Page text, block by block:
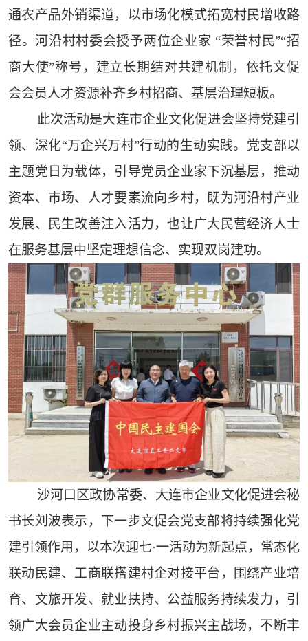
通农产品外销渠道，以市场化模式拓宽村民增收路
径。河沿村村委会授予两位企业家 “荣誉村民”“招
商大使”称号，建立长期结对共建机制，依托文促
会会员人才资源补齐乡村招商、基层治理短板。
此次活动是大连市企业文化促进会坚持党建引
领、深化“万企兴万村”行动的生动实践。党支部以
主题党日为载体，引导党员企业家下沉基层，推动
资本、市场、人才要素流向乡村，既为河沿村产业
发展、民生改善注入活力，也让广大民营经济人士
在服务基层中坚定理想信念、实现双岗建功。
沙河口区政协常委、大连市企业文化促进会秘
书长刘波表示，下一步文促会党支部将持续强化党
建引领作用，以本次迎七·一活动为新起点，常态化
联动民建、工商联搭建村企对接平台，围绕产业培
育、文旅开发、就业扶持、公益服务持续发力，引
领广大会员企业主动投身乡村振兴主战场，不断丰